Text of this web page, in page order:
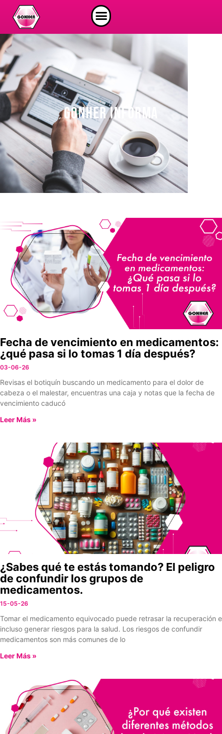
GONHER INFORMA
Fecha de vencimiento en medicamentos:
¿qué pasa si lo tomas 1 día después?
03-06-26
Revisas el botiquín buscando un medicamento para el dolor de
cabeza o el malestar, encuentras una caja y notas que la fecha de
vencimiento caducó
Leer Más »
¿Sabes qué te estás tomando? El peligro
de confundir los grupos de
medicamentos.
15-05-26
Tomar el medicamento equivocado puede retrasar la recuperación e
incluso generar riesgos para la salud. Los riesgos de confundir
medicamentos son más comunes de lo
Leer Más »